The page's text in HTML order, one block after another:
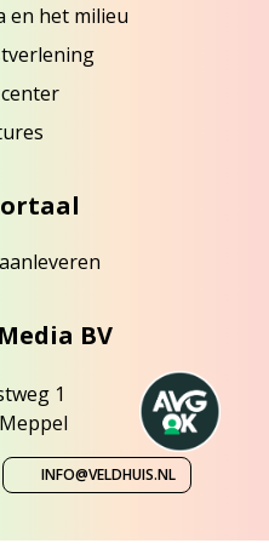
en het milieu
BV
1
INFO@VELDHUIS.NL